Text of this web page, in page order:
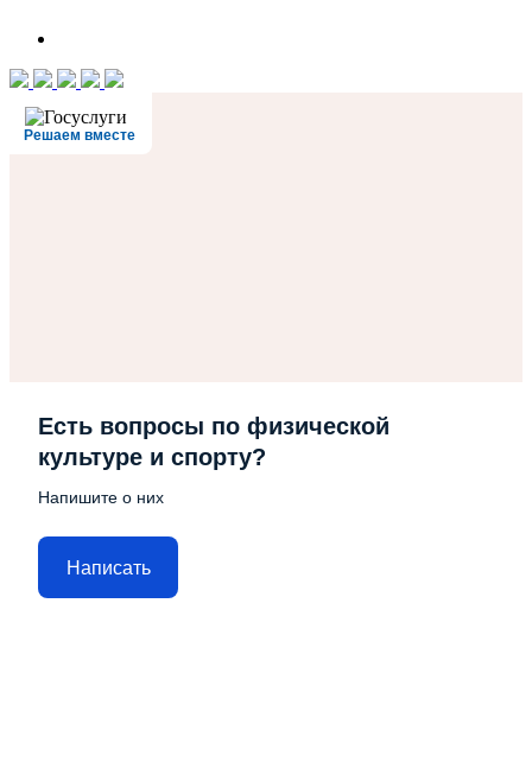
Решаем вместе
Есть вопросы по физической
культуре и спорту?
Напишите о них
Написать